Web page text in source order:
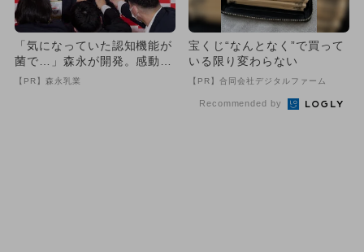
「気になっていた認知機能が
菌で…」森永が開発。感動の
70代続出
【PR】森永乳業
宝くじ“なんとなく”で買って
いる限り変わらない
【PR】合同会社デジタルファーム
Recommended by